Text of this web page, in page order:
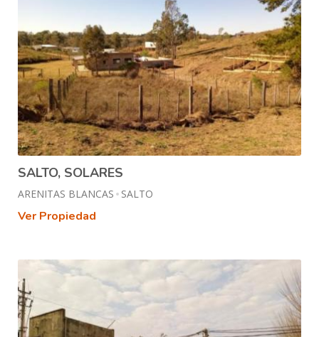
SALTO, SOLARES
ARENITAS BLANCAS SALTO
Ver Propiedad